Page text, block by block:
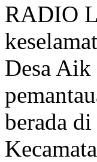
RADIO
Desa Aik
berada